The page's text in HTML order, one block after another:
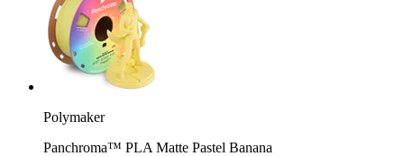
Polymaker
Panchroma™ PLA Matte Pastel Banana